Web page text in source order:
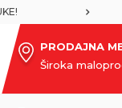
PRODAJNA
Široka